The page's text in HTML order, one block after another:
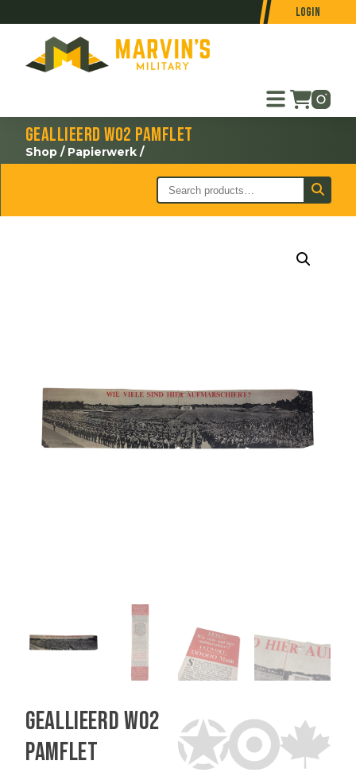
Login
Geallieerd WO2 pamflet
Shop / Papierwerk /
Geallieerd WO2
pamflet